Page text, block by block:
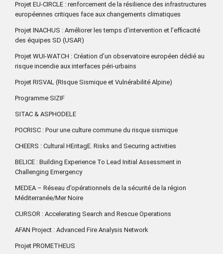
Projet EU-CIRCLE : renforcement de la résilience des infrastructures
européennes critiques face aux changements climatiques
Projet INACHUS : Améliorer les temps d’intervention et l’efficacité
des équipes SD (USAR)
Projet WUI-WATCH : Création d’un observatoire européen dédié au
risque incendie aux interfaces péri-urbains
Projet RISVAL (RIsque Sismique et Vulnérabilité Alpine)
Programme SIZIF
SITAC & ASPHODELE
POCRISC : Pour une culture commune du risque sismique
CHEERS : Cultural HEritagE. Risks and Securing activities
BELICE : Building Experience To Lead Initial Assessment in
Challenging Emergency
MEDEA – Réseau d’opérationnels de la sécurité de la région
Méditerranée/Mer Noire
CURSOR : Accelerating Search and Rescue Operations
AFAN Project : Advanced Fire Analysis Network
Projet PROMETHEUS